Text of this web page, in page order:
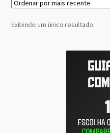
Exibindo um único resultado